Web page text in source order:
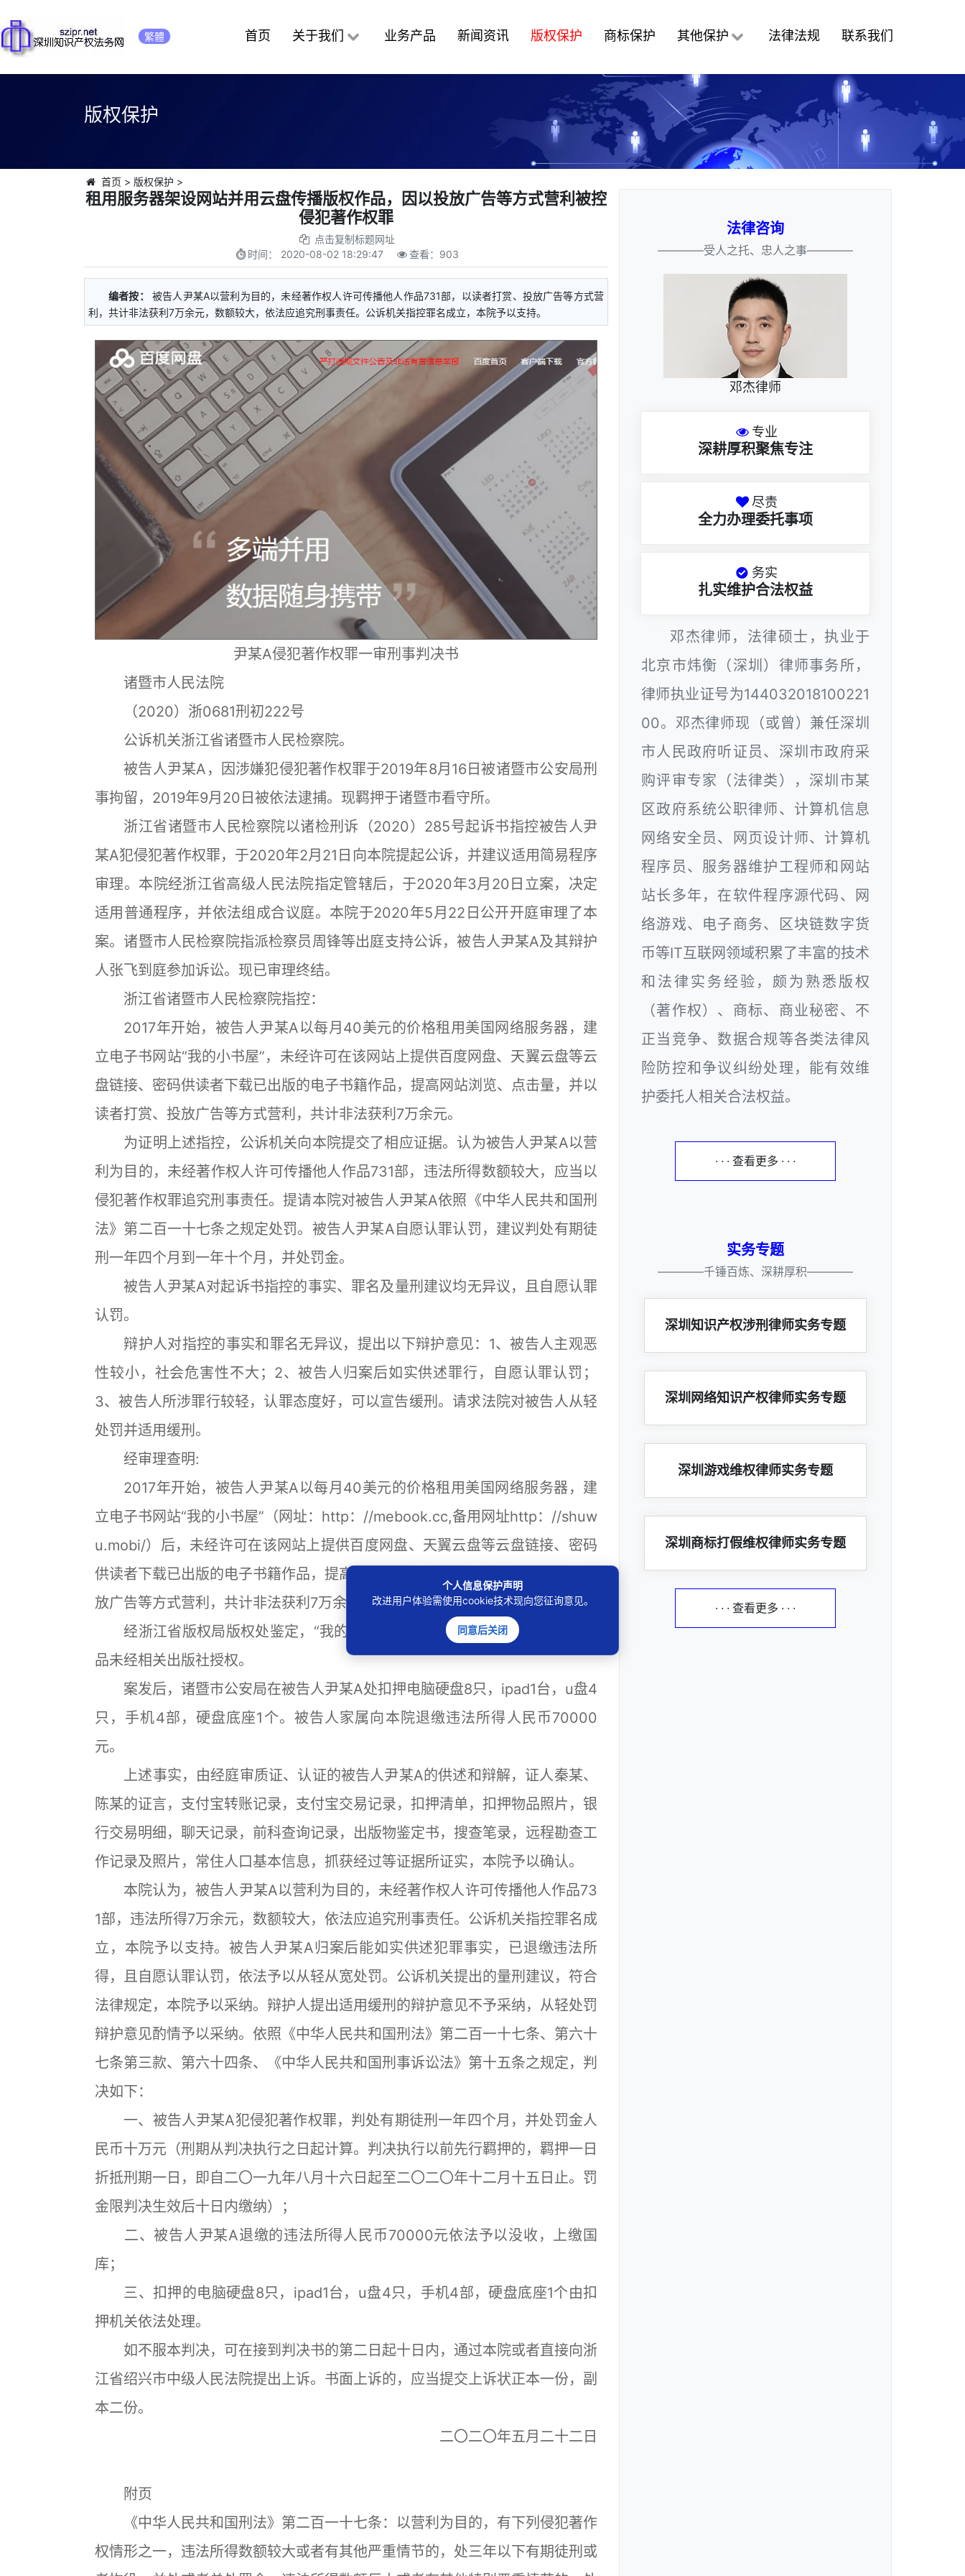
繁體 首页 关于我们 业务产品 新闻资讯 版权保护 商标保护 其他保护 法律法规 联系我们
版权保护
首页 > 版权保护 >
租用服务器架设网站并用云盘传播版权作品，因以投放广告等方式营利被控
侵犯著作权罪
点击复制标题网址
时间： 2020-08-02 18:29:47 查看： 903
编者按：
被告人尹某A以营利为目的，未经著作权人许可传播他人作品731部，以读者打赏、投放广告等方式营
利，共计非法获利7万余元，数额较大，依法应追究刑事责任。公诉机关指控罪名成立，本院予以支持。
尹某A侵犯著作权罪一审刑事判决书
诸暨市人民法院
（2020）浙0681刑初222号
公诉机关浙江省诸暨市人民检察院。
被告人尹某A，因涉嫌犯侵犯著作权罪于2019年8月16日被诸暨市公安局刑
事拘留，2019年9月20日被依法逮捕。现羁押于诸暨市看守所。
浙江省诸暨市人民检察院以诸检刑诉（2020）285号起诉书指控被告人尹
某A犯侵犯著作权罪，于2020年2月21日向本院提起公诉，并建议适用简易程序
审理。本院经浙江省高级人民法院指定管辖后，于2020年3月20日立案，决定
适用普通程序，并依法组成合议庭。本院于2020年5月22日公开开庭审理了本
案。诸暨市人民检察院指派检察员周锋等出庭支持公诉，被告人尹某A及其辩护
人张飞到庭参加诉讼。现已审理终结。
浙江省诸暨市人民检察院指控：
2017年开始，被告人尹某A以每月40美元的价格租用美国网络服务器，建
立电子书网站“我的小书屋”，未经许可在该网站上提供百度网盘、天翼云盘等云
盘链接、密码供读者下载已出版的电子书籍作品，提高网站浏览、点击量，并以
读者打赏、投放广告等方式营利，共计非法获利7万余元。
为证明上述指控，公诉机关向本院提交了相应证据。认为被告人尹某A以营
利为目的，未经著作权人许可传播他人作品731部，违法所得数额较大，应当以
侵犯著作权罪追究刑事责任。提请本院对被告人尹某A依照《中华人民共和国刑
法》第二百一十七条之规定处罚。被告人尹某A自愿认罪认罚，建议判处有期徒
刑一年四个月到一年十个月，并处罚金。
被告人尹某A对起诉书指控的事实、罪名及量刑建议均无异议，且自愿认罪
认罚。
辩护人对指控的事实和罪名无异议，提出以下辩护意见：1、被告人主观恶
性较小，社会危害性不大；2、被告人归案后如实供述罪行，自愿认罪认罚；
3、被告人所涉罪行较轻，认罪态度好，可以宣告缓刑。请求法院对被告人从轻
处罚并适用缓刑。
经审理查明:
2017年开始，被告人尹某A以每月40美元的价格租用美国网络服务器，建
立电子书网站“我的小书屋”（网址：http：//mebook.cc,备用网址http：//shuw
u.mobi/）后，未经许可在该网站上提供百度网盘、天翼云盘等云盘链接、密码
供读者下载已出版的电子书籍作品，提高网站浏览、点击量，并以读者打赏、投
放广告等方式营利，共计非法获利7万余元。
经浙江省版权局版权处鉴定，“我的小书屋”向公众传播的作品中有731部作
品未经相关出版社授权。
案发后，诸暨市公安局在被告人尹某A处扣押电脑硬盘8只，ipad1台，u盘4
只，手机4部，硬盘底座1个。被告人家属向本院退缴违法所得人民币70000
元。
上述事实，由经庭审质证、认证的被告人尹某A的供述和辩解，证人秦某、
陈某的证言，支付宝转账记录，支付宝交易记录，扣押清单，扣押物品照片，银
行交易明细，聊天记录，前科查询记录，出版物鉴定书，搜查笔录，远程勘查工
作记录及照片，常住人口基本信息，抓获经过等证据所证实，本院予以确认。
本院认为，被告人尹某A以营利为目的，未经著作权人许可传播他人作品73
1部，违法所得7万余元，数额较大，依法应追究刑事责任。公诉机关指控罪名成
立，本院予以支持。被告人尹某A归案后能如实供述犯罪事实，已退缴违法所
得，且自愿认罪认罚，依法予以从轻从宽处罚。公诉机关提出的量刑建议，符合
法律规定，本院予以采纳。辩护人提出适用缓刑的辩护意见不予采纳，从轻处罚
辩护意见酌情予以采纳。依照《中华人民共和国刑法》第二百一十七条、第六十
七条第三款、第六十四条、《中华人民共和国刑事诉讼法》第十五条之规定，判
决如下：
一、被告人尹某A犯侵犯著作权罪，判处有期徒刑一年四个月，并处罚金人
民币十万元（刑期从判决执行之日起计算。判决执行以前先行羁押的，羁押一日
折抵刑期一日，即自二〇一九年八月十六日起至二〇二〇年十二月十五日止。罚
金限判决生效后十日内缴纳）；
二、被告人尹某A退缴的违法所得人民币70000元依法予以没收，上缴国
库；
三、扣押的电脑硬盘8只，ipad1台，u盘4只，手机4部，硬盘底座1个由扣
押机关依法处理。
如不服本判决，可在接到判决书的第二日起十日内，通过本院或者直接向浙
江省绍兴市中级人民法院提出上诉。书面上诉的，应当提交上诉状正本一份，副
本二份。
二〇二〇年五月二十二日
附页
《中华人民共和国刑法》第二百一十七条：以营利为目的，有下列侵犯著作
权情形之一，违法所得数额较大或者有其他严重情节的，处三年以下有期徒刑或
法律咨询
————受人之托、忠人之事————
邓杰律师
专业
深耕厚积聚焦专注
尽责
全力办理委托事项
务实
扎实维护合法权益
邓杰律师，法律硕士，执业于
北京市炜衡（深圳）律师事务所，
律师执业证号为144032018100221
00。邓杰律师现（或曾）兼任深圳
市人民政府听证员、深圳市政府采
购评审专家（法律类），深圳市某
区政府系统公职律师、计算机信息
网络安全员、网页设计师、计算机
程序员、服务器维护工程师和网站
站长多年，在软件程序源代码、网
络游戏、电子商务、区块链数字货
币等IT互联网领域积累了丰富的技术
和法律实务经验，颇为熟悉版权
（著作权）、商标、商业秘密、不
正当竞争、数据合规等各类法律风
险防控和争议纠纷处理，能有效维
护委托人相关合法权益。
· · · 查看更多 · · ·
实务专题
————千锤百炼、深耕厚积————
深圳知识产权涉刑律师实务专题
深圳网络知识产权律师实务专题
深圳游戏维权律师实务专题
深圳商标打假维权律师实务专题
· · · 查看更多 · · ·
个人信息保护声明
改进用户体验需使用cookie技术现向您征询意见。
同意后关闭